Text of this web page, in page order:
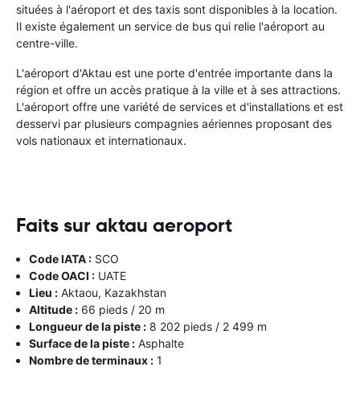
situées à l'aéroport et des taxis sont disponibles à la location.
Il existe également un service de bus qui relie l'aéroport au
centre-ville.
L'aéroport d'Aktau est une porte d'entrée importante dans la
région et offre un accès pratique à la ville et à ses attractions.
L'aéroport offre une variété de services et d'installations et est
desservi par plusieurs compagnies aériennes proposant des
vols nationaux et internationaux.
Faits sur aktau aeroport
Code IATA : SCO
Code OACI : UATE
Lieu : Aktaou, Kazakhstan
Altitude : 66 pieds / 20 m
Longueur de la piste : 8 202 pieds / 2 499 m
Surface de la piste : Asphalte
Nombre de terminaux : 1